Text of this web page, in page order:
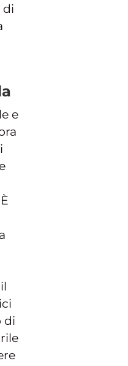
di
e
di